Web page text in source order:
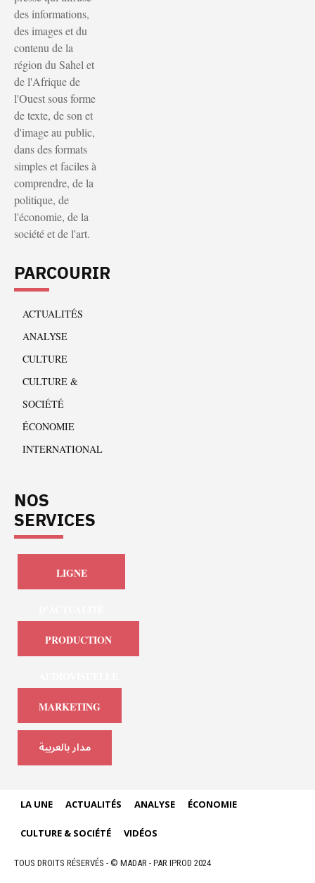
des informations,
des images et du
contenu de la
région du Sahel et
de l'Afrique de
l'Ouest sous forme
de texte, de son et
d'image au public,
dans des formats
simples et faciles à
comprendre, de la
politique, de
l'économie, de la
société et de l'art.
PARCOURIR
ACTUALITÉS
ANALYSE
CULTURE
CULTURE &
SOCIÉTÉ
ÉCONOMIE
INTERNATIONAL
NOS
SERVICES
LIGNE
PRODUCTION
MARKETING
مدار بالعربية
LA UNE ACTUALITÉS ANALYSE ÉCONOMIE
CULTURE & SOCIÉTÉ VIDÉOS
TOUS DROITS RÉSERVÉS - © MADAR - PAR IPROD 2024